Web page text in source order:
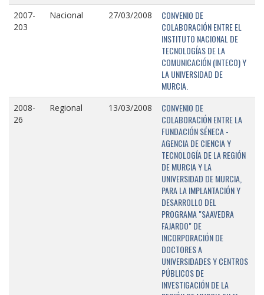
2007-
203
Nacional 27/03/2008
CONVENIO DE
COLABORACIÓN ENTRE EL
INSTITUTO NACIONAL DE
TECNOLOGÍAS DE LA
COMUNICACIÓN (INTECO) Y
LA UNIVERSIDAD DE
MURCIA.
2008-
26
Regional 13/03/2008
CONVENIO DE
COLABORACIÓN ENTRE LA
FUNDACIÓN SÉNECA -
AGENCIA DE CIENCIA Y
TECNOLOGÍA DE LA REGIÓN
DE MURCIA Y LA
UNIVERSIDAD DE MURCIA,
PARA LA IMPLANTACIÓN Y
DESARROLLO DEL
PROGRAMA "SAAVEDRA
FAJARDO" DE
INCORPORACIÓN DE
DOCTORES A
UNIVERSIDADES Y CENTROS
PÚBLICOS DE
INVESTIGACIÓN DE LA